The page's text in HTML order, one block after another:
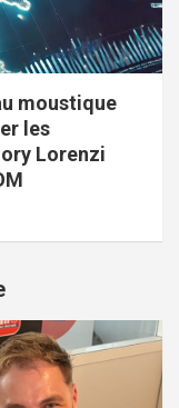
moustique
les
Lorenzi